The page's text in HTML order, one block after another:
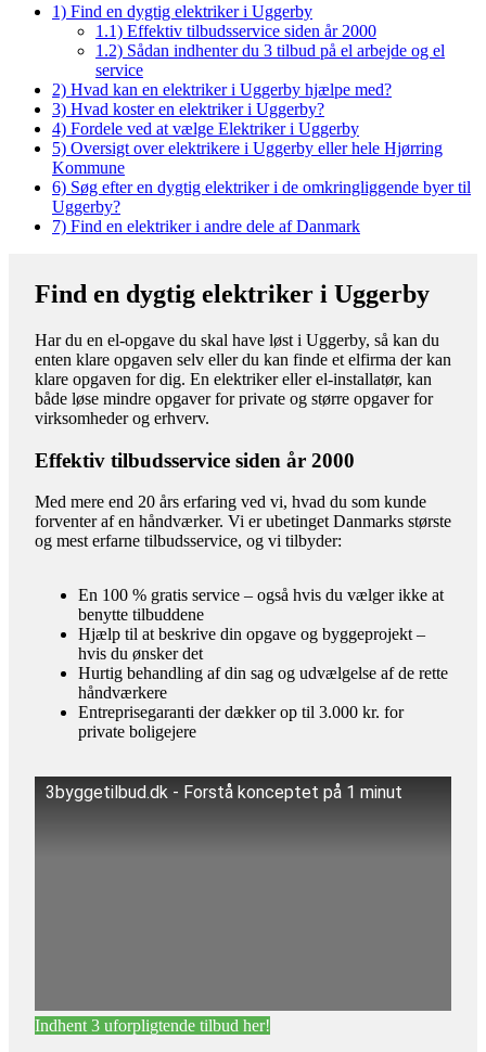
1) Find en dygtig elektriker i Uggerby
1.1) Effektiv tilbudsservice siden år 2000
1.2) Sådan indhenter du 3 tilbud på el arbejde og el
service
2) Hvad kan en elektriker i Uggerby hjælpe med?
3) Hvad koster en elektriker i Uggerby?
4) Fordele ved at vælge Elektriker i Uggerby
5) Oversigt over elektrikere i Uggerby eller hele Hjørring
Kommune
6) Søg efter en dygtig elektriker i de omkringliggende byer til
Uggerby?
7) Find en elektriker i andre dele af Danmark
Find en dygtig elektriker i Uggerby
Har du en el-opgave du skal have løst i Uggerby, så kan du
enten klare opgaven selv eller du kan finde et elfirma der kan
klare opgaven for dig. En elektriker eller el-installatør, kan
både løse mindre opgaver for private og større opgaver for
virksomheder og erhverv.
Effektiv tilbudsservice siden år 2000
Med mere end 20 års erfaring ved vi, hvad du som kunde
forventer af en håndværker. Vi er ubetinget Danmarks største
og mest erfarne tilbudsservice, og vi tilbyder:
En 100 % gratis service – også hvis du vælger ikke at
benytte tilbuddene
Hjælp til at beskrive din opgave og byggeprojekt –
hvis du ønsker det
Hurtig behandling af din sag og udvælgelse af de rette
håndværkere
Entreprisegaranti der dækker op til 3.000 kr. for
private boligejere
3byggetilbud.dk - Forstå konceptet på 1 minut
Indhent 3 uforpligtende tilbud her!